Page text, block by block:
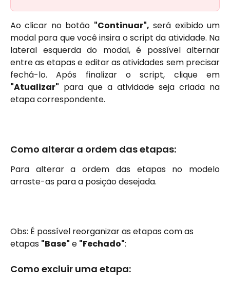
Ao clicar no botão "Continuar", será exibido um
modal para que você insira o script da atividade. Na
lateral esquerda do modal, é possível alternar
entre as etapas e editar as atividades sem precisar
fechá-lo. Após finalizar o script, clique em
"Atualizar" para que a atividade seja criada na
etapa correspondente.
Como alterar a ordem das etapas:
Para alterar a ordem das etapas no modelo
arraste-as para a posição desejada.
Obs: É possível reorganizar as etapas com as
etapas "Base" e "Fechado":
Como excluir uma etapa: